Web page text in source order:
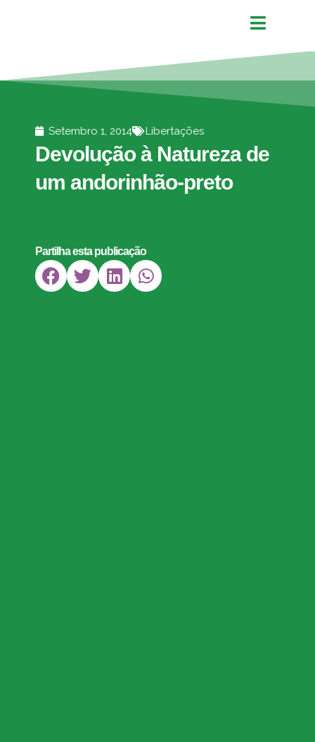
Setembro 1, 2014 Libertações
Devolução à Natureza de
um andorinhão-preto
Partilha esta publicação